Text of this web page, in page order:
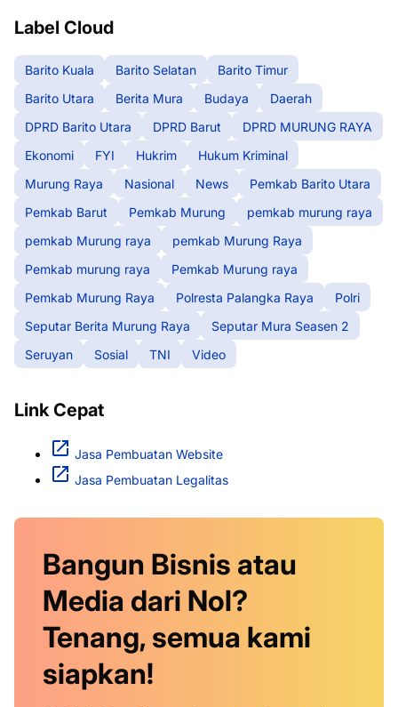
Label Cloud
Barito Kuala Barito Selatan
Barito Timur
Barito Utara
Berita Mura Budaya
Daerah
DPRD Barito Utara
DPRD Barut
DPRD MURUNG RAYA
Ekonomi
FYI Hukrim
Hukum Kriminal
Murung Raya
Nasional News
Pemkab Barito Utara
Pemkab Barut
Pemkab Murung
pemkab murung raya
pemkab Murung raya
pemkab Murung Raya
Pemkab murung raya
Pemkab Murung raya
Pemkab Murung Raya
Polresta Palangka Raya
Polri
Seputar Berita Murung Raya
Seputar Mura Seasen 2
Seruyan
Sosial TNI Video
Link Cepat
Jasa Pembuatan Website
Jasa Pembuatan Legalitas
Bangun Bisnis atau
Media dari Nol?
Tenang, semua kami
siapkan!